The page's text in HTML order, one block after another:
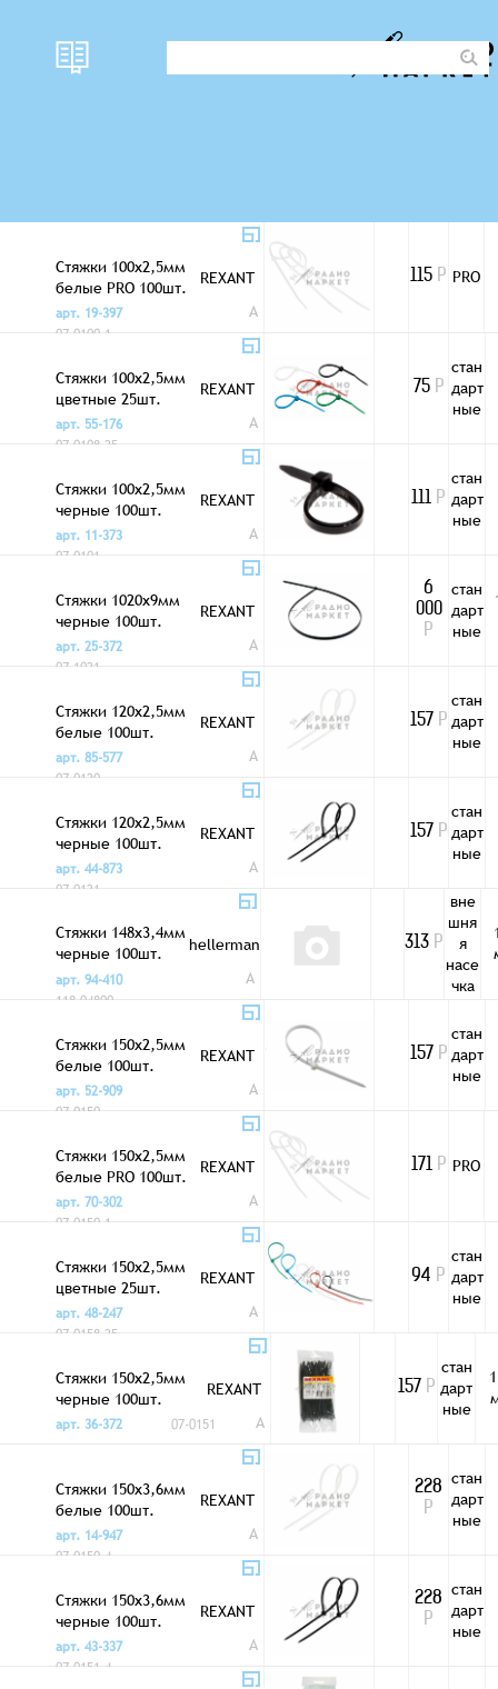
07-0100
Стяжки 100x2,5мм
белые PRO 100шт.
REXANT
арт. 19-397
07-0100-1
A
115 Р PRO
Стяжки 100x2,5мм
цветные 25шт.
REXANT
арт. 55-176
07-0108-25
A
75 Р
стан
дарт
ные
Стяжки 100x2,5мм
черные 100шт.
REXANT
арт. 11-373
07-0101
A
111 Р
стан
дарт
ные
Стяжки 1020x9мм
черные 100шт.
REXANT
арт. 25-372
07-1021
A
6
000
Р
стан
дарт
ные
Стяжки 120x2,5мм
белые 100шт.
REXANT
арт. 85-577
07-0120
A
157 Р
стан
дарт
ные
Стяжки 120x2,5мм
черные 100шт.
REXANT
арт. 44-873
07-0121
A
157 Р
стан
дарт
ные
Стяжки 148x3,4мм
черные 100шт.
внешняя насечка
hellerman
арт. 94-410
118-04800
A
313 Р
вне
шня
я
насе
чка
Стяжки 150x2,5мм
белые 100шт.
REXANT
арт. 52-909
07-0150
A
157 Р
стан
дарт
ные
Стяжки 150x2,5мм
белые PRO 100шт.
REXANT
арт. 70-302
07-0150-1
A
171 Р PRO
Стяжки 150x2,5мм
цветные 25шт.
REXANT
арт. 48-247
07-0158-25
A
94 Р
стан
дарт
ные
Стяжки 150x2,5мм
черные 100шт.
REXANT
арт. 36-372
07-0151 A
157 Р
стан
дарт
ные
Стяжки 150x3,6мм
белые 100шт.
REXANT
арт. 14-947
07-0150-4
A
228
Р
стан
дарт
ные
Стяжки 150x3,6мм
черные 100шт.
REXANT
арт. 43-337
07-0151-4
A
228
Р
стан
дарт
ные